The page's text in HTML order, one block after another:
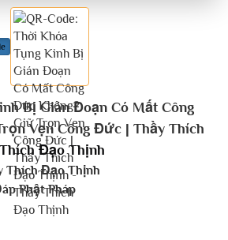
Bị Gián Đoạn Có Mất Công
Vẹn Công Đức | Thầy Thích
Đạo Thịnh
Thích Đạo Thịnh
Phật Pháp